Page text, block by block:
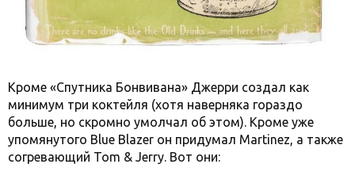
Кроме «Спутника Бонвивана» Джерри создал как
минимум три коктейля (хотя наверняка гораздо
больше, но скромно умолчал об этом). Кроме уже
упомянутого Blue Blazer он придумал Martinez, а также
согревающий Tom & Jerry. Вот они: